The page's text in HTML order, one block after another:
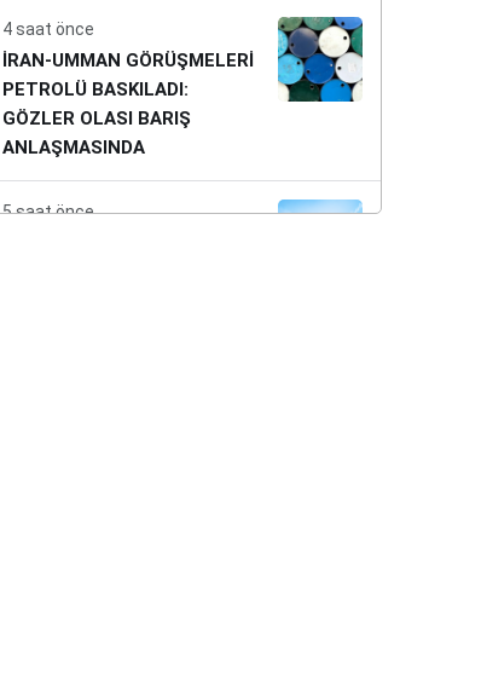
4 saat önce
İRAN-UMMAN GÖRÜŞMELERİ
PETROLÜ BASKILADI:
GÖZLER OLASI BARIŞ
ANLAŞMASINDA
5 saat önce